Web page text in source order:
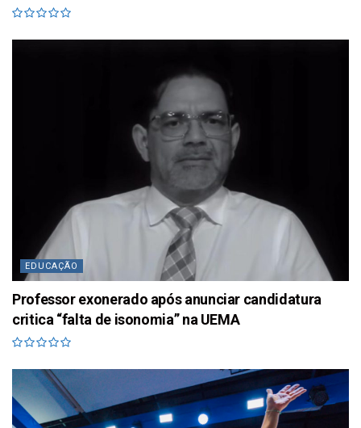
EDUCAÇÃO
Professor exonerado após anunciar candidatura
critica “falta de isonomia” na UEMA